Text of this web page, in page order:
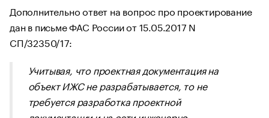
Дополнительно ответ на вопрос про проектирование
дан в письме ФАС России от 15.05.2017 N
СП/32350/17:
Учитывая, что проектная документация на
объект ИЖС не разрабатывается, то не
требуется разработка проектной